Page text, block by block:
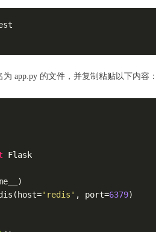
app.py 的文件，并复制粘贴以下内容：
Flask
'redis' , port=6379)